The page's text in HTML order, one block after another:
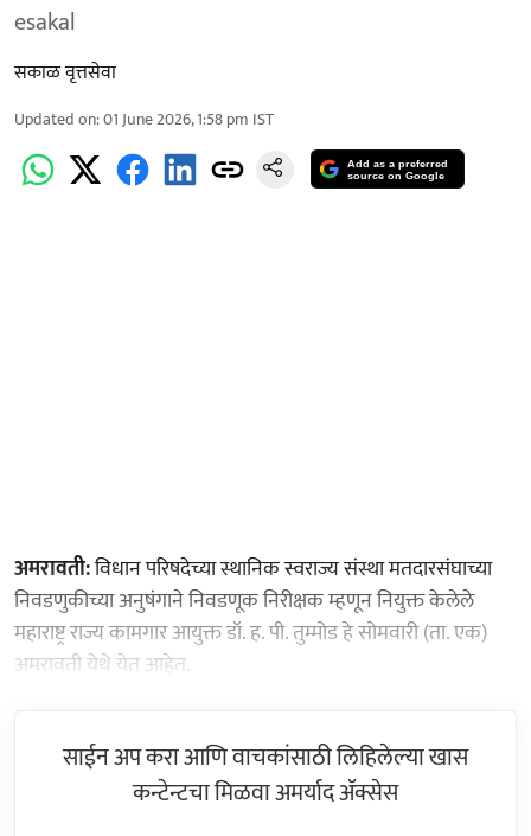
esakal
सकाळ वृत्तसेवा
Updated on:01 June 2026, 1:58 pm IST
Add as a preferred
source on Google
​अमरावती:विधान परिषदेच्या स्थानिक स्वराज्य संस्था मतदारसंघाच्या
निवडणुकीच्या अनुषंगाने निवडणूक निरीक्षक म्हणून नियुक्त केलेले
महाराष्ट्र राज्य कामगार आयुक्त डॉ. ह. पी. तुम्मोड हे सोमवारी (ता. एक)
अमरावती येथे येत आहेत.
साईन अप करा आणि वाचकांसाठी लिहिलेल्या खास
कन्टेन्टचा मिळवा अमर्याद ॲक्सेस